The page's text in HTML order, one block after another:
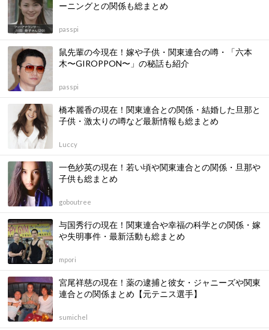
ーニングとの関係も総まとめ
passpi
鼠先輩の今現在！嫁や子供・関東連合の噂・「六本
木〜GIROPPON〜」の秘話も紹介
passpi
橋本麗香の現在！関東連合との関係・結婚した旦那と
子供・激太りの噂など最新情報も総まとめ
Luccy
一色紗英の現在！若い頃や関東連合との関係・旦那や
子供も総まとめ
goboutree
与国秀行の現在！関東連合や幸福の科学との関係・嫁
や失明事件・最新活動も総まとめ
mpori
宮尾祥慈の現在！薬の逮捕と彼女・ジャニーズや関東
連合との関係まとめ【元テニス選手】
sumichel